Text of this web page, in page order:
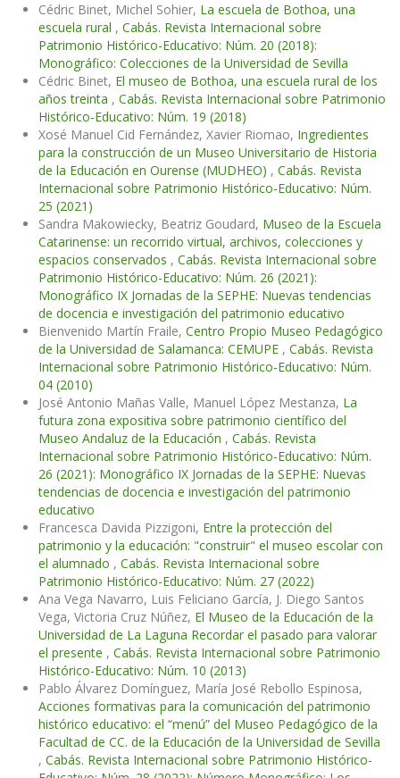
Cédric Binet, Michel Sohier, La escuela de Bothoa, una
escuela rural , Cabás. Revista Internacional sobre
Patrimonio Histórico-Educativo: Núm. 20 (2018):
Monográfico: Colecciones de la Universidad de Sevilla
Cédric Binet, El museo de Bothoa, una escuela rural de los
años treinta , Cabás. Revista Internacional sobre Patrimonio
Histórico-Educativo: Núm. 19 (2018)
Xosé Manuel Cid Fernández, Xavier Riomao, Ingredientes
para la construcción de un Museo Universitario de Historia
de la Educación en Ourense (MUDHEO) , Cabás. Revista
Internacional sobre Patrimonio Histórico-Educativo: Núm.
25 (2021)
Sandra Makowiecky, Beatriz Goudard, Museo de la Escuela
Catarinense: un recorrido virtual, archivos, colecciones y
espacios conservados , Cabás. Revista Internacional sobre
Patrimonio Histórico-Educativo: Núm. 26 (2021):
Monográfico IX Jornadas de la SEPHE: Nuevas tendencias
de docencia e investigación del patrimonio educativo
Bienvenido Martín Fraile, Centro Propio Museo Pedagógico
de la Universidad de Salamanca: CEMUPE , Cabás. Revista
Internacional sobre Patrimonio Histórico-Educativo: Núm.
04 (2010)
José Antonio Mañas Valle, Manuel López Mestanza, La
futura zona expositiva sobre patrimonio científico del
Museo Andaluz de la Educación , Cabás. Revista
Internacional sobre Patrimonio Histórico-Educativo: Núm.
26 (2021): Monográfico IX Jornadas de la SEPHE: Nuevas
tendencias de docencia e investigación del patrimonio
educativo
Francesca Davida Pizzigoni, Entre la protección del
patrimonio y la educación: "construir" el museo escolar con
el alumnado , Cabás. Revista Internacional sobre
Patrimonio Histórico-Educativo: Núm. 27 (2022)
Ana Vega Navarro, Luis Feliciano García, J. Diego Santos
Vega, Victoria Cruz Núñez, El Museo de la Educación de la
Universidad de La Laguna Recordar el pasado para valorar
el presente , Cabás. Revista Internacional sobre Patrimonio
Histórico-Educativo: Núm. 10 (2013)
Pablo Álvarez Domínguez, María José Rebollo Espinosa,
Acciones formativas para la comunicación del patrimonio
histórico educativo: el “menú” del Museo Pedagógico de la
Facultad de CC. de la Educación de la Universidad de Sevilla
, Cabás. Revista Internacional sobre Patrimonio Histórico-